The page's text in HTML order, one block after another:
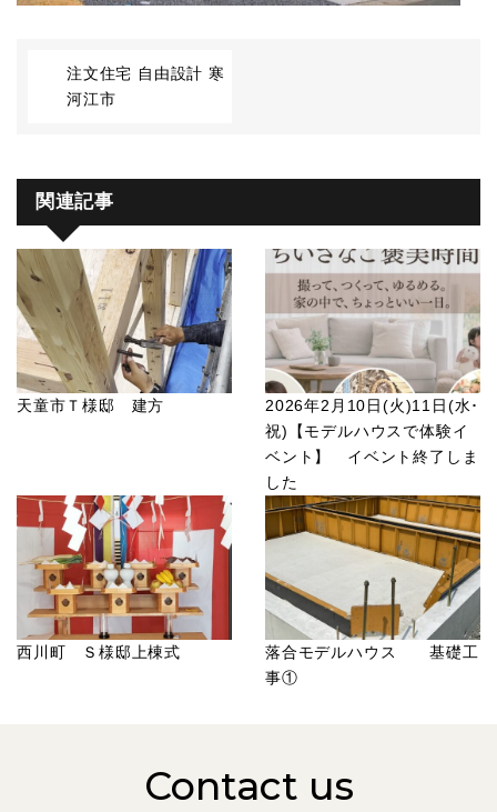
注文住宅 自由設計 寒
河江市
関連記事
天童市Ｔ様邸 建方
2026年2月10日(火)11日(水･
祝)【モデルハウスで体験イ
ベント】 イベント終了しま
した
西川町 Ｓ様邸上棟式
落合モデルハウス 基礎工
事①
Contact us